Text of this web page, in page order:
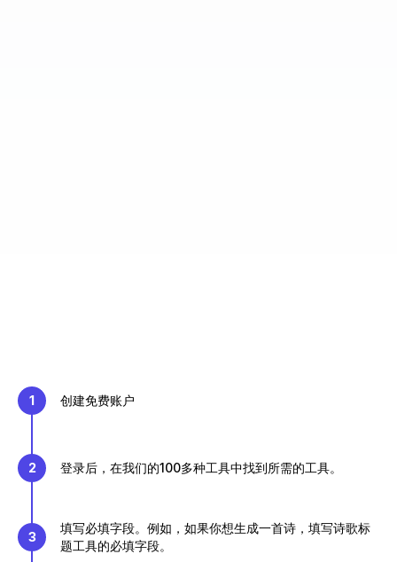
1 创建免费账户
2 登录后，在我们的100多种工具中找到所需的工具。
3
填写必填字段。例如，如果你想生成一首诗，填写诗歌标
题工具的必填字段。